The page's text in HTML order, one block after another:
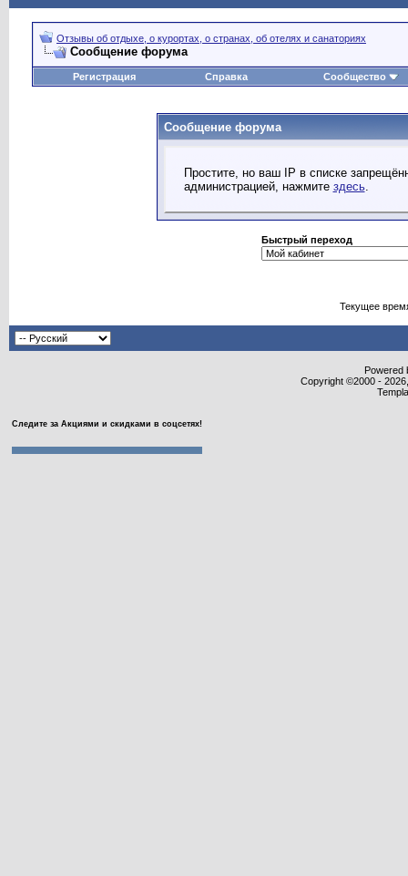
Отзывы об отдыхе, о курортах, о странах, об отелях и санаториях
Сообщение форума
Регистрация Справка Сообщество
Сообщение форума
Простите, но ваш IP в списке
администрацией, нажмите здесь.
Быстрый переход
Текущее
Powered
Copyright ©2000 -
Следите за Акциями и скидками в соцсетях!